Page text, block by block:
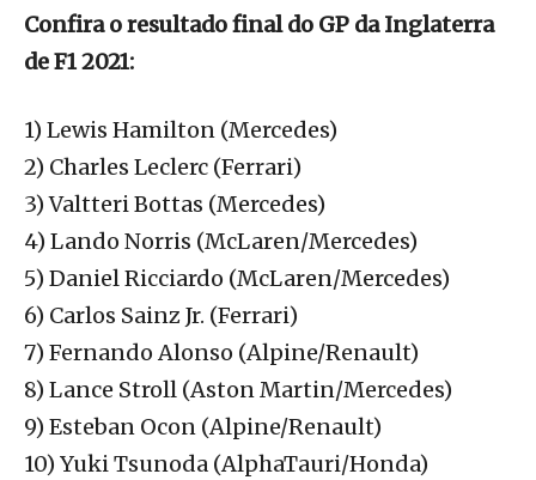
Confira o resultado final do GP da Inglaterra
de F1 2021:
1) Lewis Hamilton (Mercedes)
2) Charles Leclerc (Ferrari)
3) Valtteri Bottas (Mercedes)
4) Lando Norris (McLaren/Mercedes)
5) Daniel Ricciardo (McLaren/Mercedes)
6) Carlos Sainz Jr. (Ferrari)
7) Fernando Alonso (Alpine/Renault)
8) Lance Stroll (Aston Martin/Mercedes)
9) Esteban Ocon (Alpine/Renault)
10) Yuki Tsunoda (AlphaTauri/Honda)